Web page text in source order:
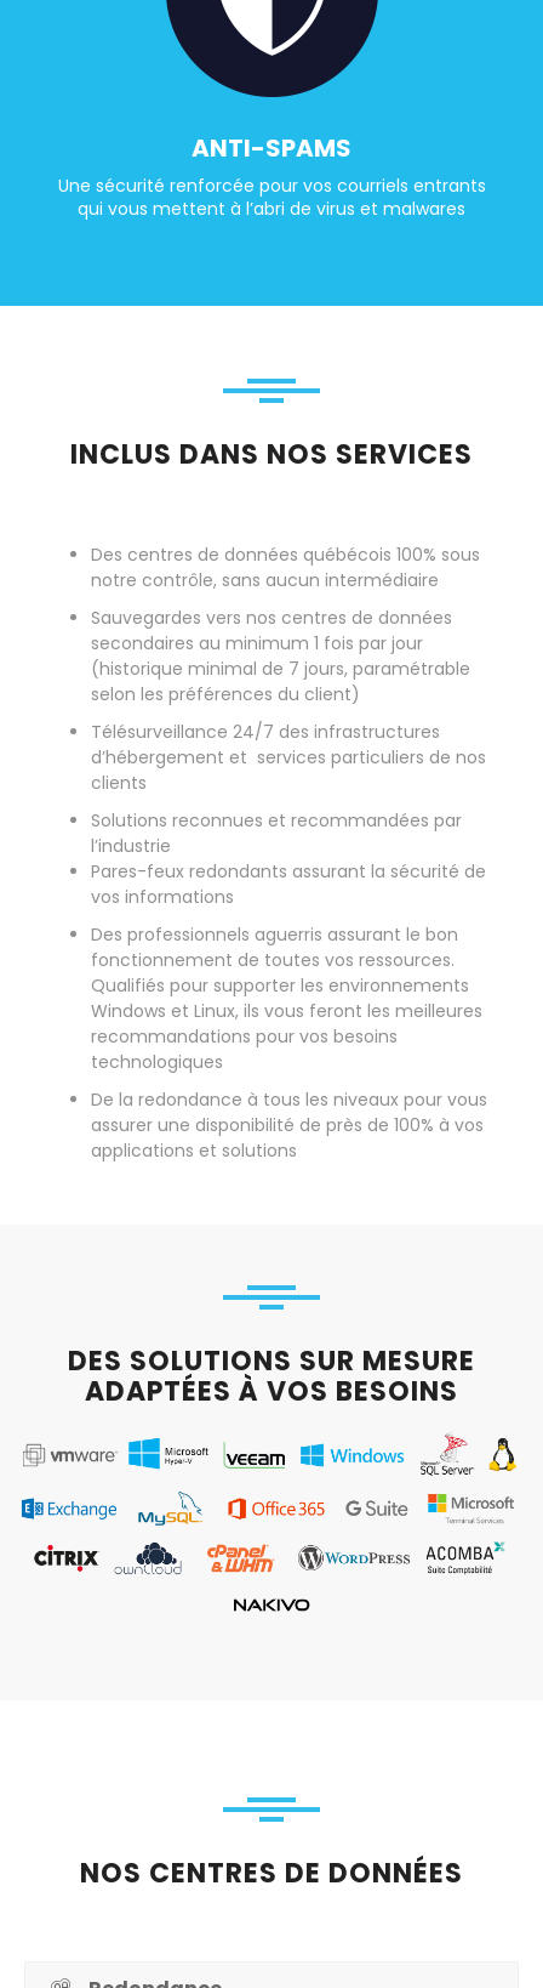
ANTI-SPAMS
Une sécurité renforcée pour vos courriels entrants
qui vous mettent à l’abri de virus et malwares
INCLUS DANS NOS SERVICES
Des centres de données québécois 100% sous
notre contrôle, sans aucun intermédiaire
Sauvegardes vers nos centres de données
secondaires au minimum 1 fois par jour
(historique minimal de 7 jours, paramétrable
selon les préférences du client)
Télésurveillance 24/7 des infrastructures
d’hébergement et services particuliers de nos
clients
Solutions reconnues et recommandées par
l’industrie
Pares-feux redondants assurant la sécurité de
vos informations
Des professionnels aguerris assurant le bon
fonctionnement de toutes vos ressources.
Qualifiés pour supporter les environnements
Windows et Linux, ils vous feront les meilleures
recommandations pour vos besoins
technologiques
De la redondance à tous les niveaux pour vous
assurer une disponibilité de près de 100% à vos
applications et solutions
DES SOLUTIONS SUR MESURE
ADAPTÉES À VOS BESOINS
NOS CENTRES DE DONNÉES